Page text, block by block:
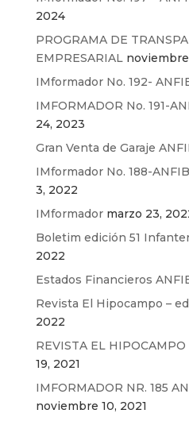
2024
PROGRAMA DE
EMPRESARIAL noviembre
IMformador No. 192-
IMFORMADOR No. 191-
24, 2023
Gran Venta de Garaje
IMformador No. 188-
3, 2022
IMformador marzo 23,
Boletim edición 51
2022
Estados Financieros
Revista El Hipocampo –
2022
REVISTA EL
19, 2021
IMFORMADOR NR. 185
noviembre 10, 2021